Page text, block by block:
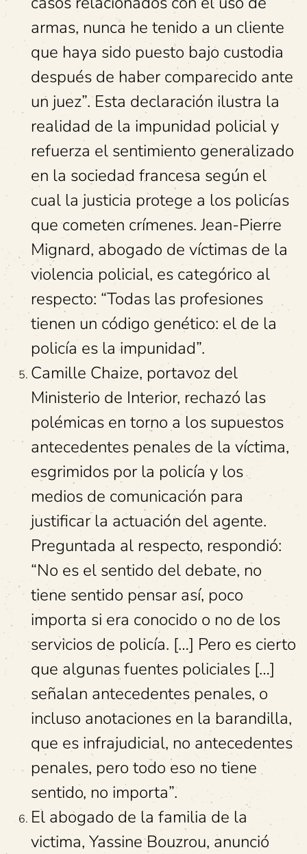
armas, nunca he tenido a un cliente
que haya sido puesto bajo custodia
después de haber comparecido ante
un juez”. Esta declaración ilustra la
realidad de la impunidad policial y
refuerza el sentimiento generalizado
en la sociedad francesa según el
cual la justicia protege a los policías
que cometen crímenes. Jean-Pierre
Mignard, abogado de víctimas de la
violencia policial, es categórico al
respecto: “Todas las profesiones
tienen un código genético: el de la
policía es la impunidad”.
Camille Chaize, portavoz del
Ministerio de Interior, rechazó las
polémicas en torno a los supuestos
antecedentes penales de la víctima,
esgrimidos por la policía y los
medios de comunicación para
justificar la actuación del agente.
Preguntada al respecto, respondió:
“No es el sentido del debate, no
tiene sentido pensar así, poco
importa si era conocido o no de los
servicios de policía. […] Pero es cierto
que algunas fuentes policiales […]
señalan antecedentes penales, o
incluso anotaciones en la barandilla,
que es infrajudicial, no antecedentes
penales, pero todo eso no tiene
sentido, no importa”.
El abogado de la familia de la
victima, Yassine Bouzrou, anunció